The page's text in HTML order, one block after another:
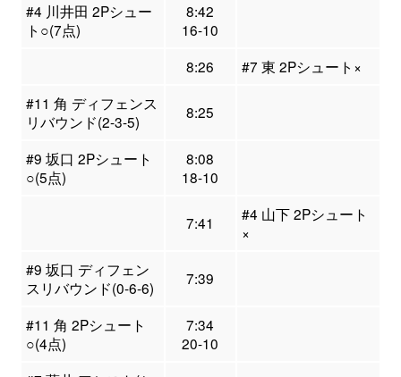
#4 川井田 2Pシュー
ト○(7点)
8:42
16-10
8:26
#7 東 2Pシュート×
#11 角 ディフェンス
リバウンド(2-3-5)
8:25
#9 坂口 2Pシュート
○(5点)
8:08
18-10
7:41
#4 山下 2Pシュート
×
#9 坂口 ディフェン
スリバウンド(0-6-6)
7:39
#11 角 2Pシュート
○(4点)
7:34
20-10